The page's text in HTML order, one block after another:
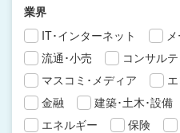
業界
IT･インターネット
流通･小売
コンサル
マスコミ･メディア
金融
建築･土木･設備
エネルギー
保険